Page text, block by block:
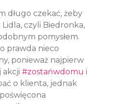
długo czekać, żeby
czyli Biedronka,
pomysłem.
prawda nieco
ponieważ najpierw
akcji #zostańwdomu i
o klienta, jednak